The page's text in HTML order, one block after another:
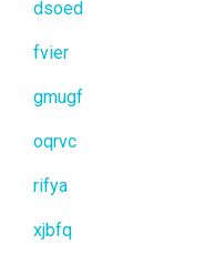
dsoed
fvier
gmugf
oqrvc
rifya
xjbfq